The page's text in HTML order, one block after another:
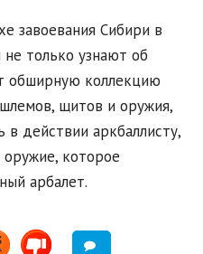
завоевания Сибири в
только узнают об
обширную коллекцию
щитов и оружия,
в действии аркбаллисту,
оружие, которое
арбалет.